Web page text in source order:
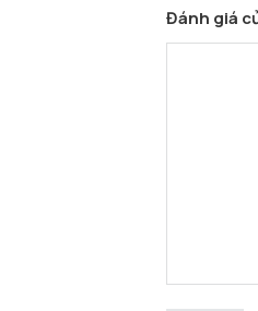
Đánh giá